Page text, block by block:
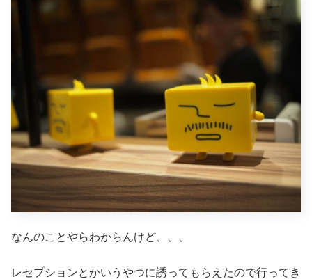
なんのことやらわからんけど、、、
レセプションとかいうやつに誘ってもらえたので行ってき